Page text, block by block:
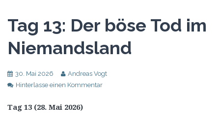
Tag 13: Der böse Tod im
Niemandsland
30. Mai 2026
Andreas Vogt
Hinterlasse einen Kommentar
Tag 13 (28. Mai 2026)